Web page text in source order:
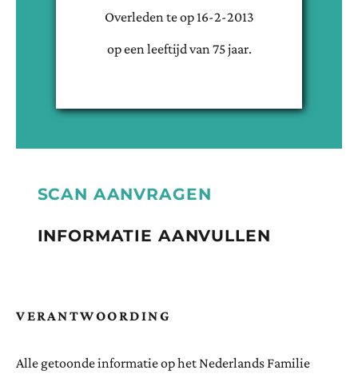
Overleden teop 16-2-2013
op een leeftijd van 75jaar.
SCAN AANVRAGEN
INFORMATIE AANVULLEN
VERANTWOORDING
Alle getoonde informatie op het Nederlands Familie